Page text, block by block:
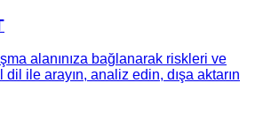
alanınıza bağlanarak riskleri ve
dil ile arayın, analiz edin, dışa aktarın